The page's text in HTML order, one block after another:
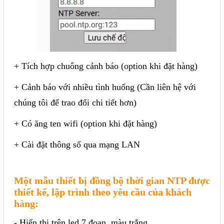
+ Tích hợp chuông cảnh báo (option khi đặt hàng)
+ Cảnh báo với nhiều tình huống (Cần liên hệ với
chúng tôi để trao đổi chi tiết hơn)
+ Có ăng ten wifi (option khi đặt hàng)
+ Cài đặt thông số qua mạng LAN
Một mẫu thiết bị đồng bộ thời gian NTP được
thiết kế, lập trình theo yêu cầu của khách
hàng: